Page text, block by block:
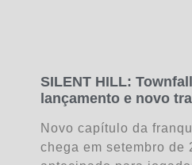
SILENT HILL:
lançamento e novo
Novo capítulo da
chega em setembro de